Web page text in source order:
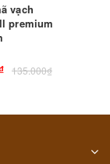
vạch
premium
135.000₫